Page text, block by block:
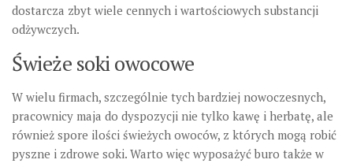
dostarcza zbyt wiele cennych i wartościowych substancji
odżywczych.
Świeże soki owocowe
W wielu firmach, szczególnie tych bardziej nowoczesnych,
pracownicy maja do dyspozycji nie tylko kawę i herbatę, ale
również spore ilości świeżych owoców, z których mogą robić
pyszne i zdrowe soki. Warto więc wyposażyć buro także w